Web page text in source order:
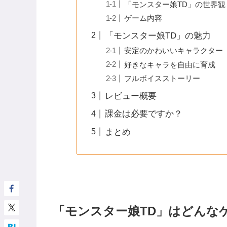
「モンスター娘TD」の世界観
ゲーム内容
「モンスター娘TD」の魅力
安定のかわいいキャラクター
好きなキャラを自由に育成
フルボイスストーリー
レビュー概要
課金は必要ですか？
まとめ
「モンスター娘TD」はどんな